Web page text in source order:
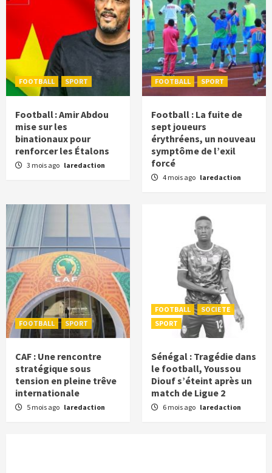
FOOTBALL SPORT
Football : Amir Abdou
mise sur les
binationaux pour
renforcer les Étalons
3 mois ago laredaction
FOOTBALL SPORT
Football : La fuite de
sept joueurs
érythréens, un nouveau
symptôme de l’exil
forcé
4 mois ago laredaction
FOOTBALL SPORT
CAF : Une rencontre
stratégique sous
tension en pleine trêve
internationale
5 mois ago laredaction
FOOTBALL
SOCIETE
SPORT
Sénégal : Tragédie dans
le football, Youssou
Diouf s’éteint après un
match de Ligue 2
6 mois ago laredaction